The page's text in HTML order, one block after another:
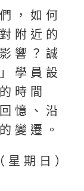
，如何
附近的
響？誠
學員設
時間
憶、沿
變遷。
期日）